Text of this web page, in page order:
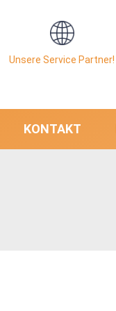
Unsere Service Partner!
KONTAKT